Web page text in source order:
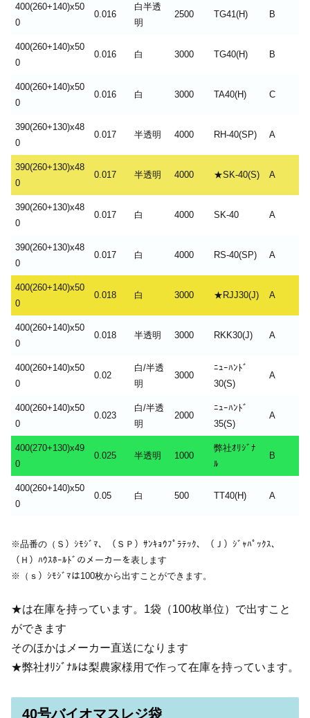
400(260+140)x50
0
0.016
白半透
明
2500 TG41(H) B
400(260+140)x50
0
0.016 白 3000 TG40(H) B
400(260+140)x50
0
0.016 白 3000 TA40(H) C
390(260+130)x48
0
0.017 半透明 4000 RH-40(SP) A
390(260+130)x48
0
0.017 半透明 4000 ★SK-40(S) A
390(260+130)x48
0
0.017 白 4000 SK-40 A
390(260+130)x48
0
0.017 白 4000 RS-40(SP) A
400(260+140)x50
0
0.018 白 3000 ★RJJ30(J) A
400(260+140)x50
0
0.018 半透明 3000 RKK30(J) A
400(260+140)x50
0
0.02
白/半透
明
3000
ﾆｭｰﾊﾝﾄﾞ
30(S)
A
400(260+140)x50
0
0.023
白/半透
明
2000
ﾆｭｰﾊﾝﾄﾞ
35(S)
A
400(270+130)x49
0
0.025 半透明 1000
弊社ｵﾘｼﾞﾅ
ﾙ
B
400(260+140)x50
0
0.05 白 500 TT40(H) A
※品番の（Ｓ）ｼﾓｼﾞﾏ、（ＳＰ）ｻﾝｷｮｳﾌﾟﾗﾃｯｸ、（Ｊ）ｼﾞｬﾊﾟｯｸｽ、
（Ｈ）ﾊｳｽﾎｰﾙﾄﾞのメーカーを表します
※（ｓ）ｼﾓｼﾞﾏは100枚から出すことができます。
★は在庫を持っています。1袋（100枚単位）で出すこと
ができます
そのほかはメーカー直送になります
★弊社ｵﾘｼﾞﾅﾙは梨農家様用で作って在庫を持っています。
40号バイオマスレジ袋